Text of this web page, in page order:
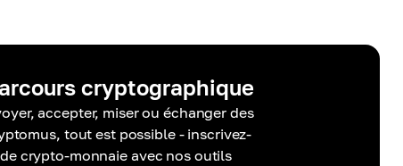
cryptographique
accepter, miser ou échanger des
tout est possible - inscrivez-
crypto-monnaie avec nos outils